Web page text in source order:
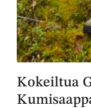
Kokeiltua